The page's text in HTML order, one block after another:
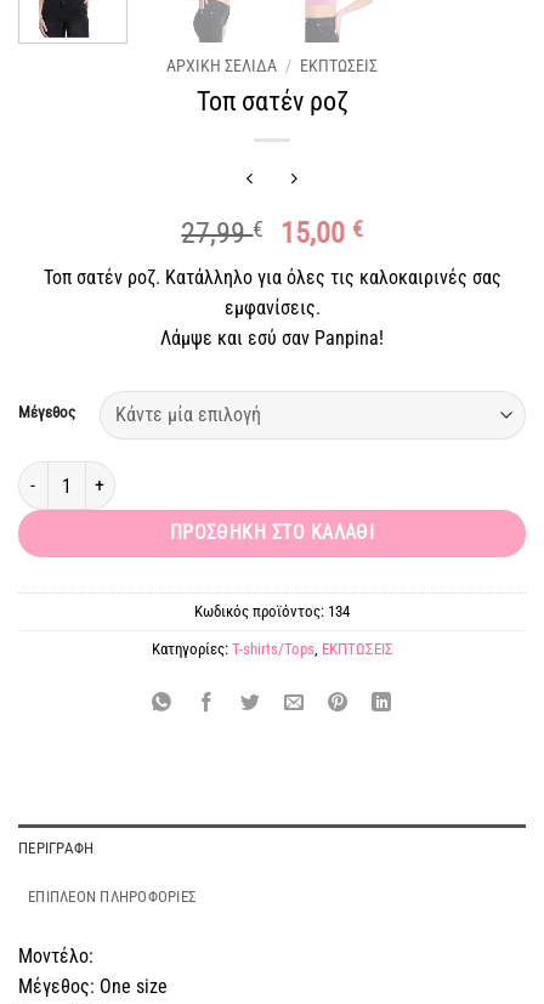
ΑΡΧΙΚΉ ΣΕΛΊΔΑ / ΕΚΠΤΩΣΕΙΣ
Τοπ σατέν ροζ
27,99€
Original
price
was:
27,99 €.
15,00 €Η
τρέχουσα
τιμή
15,00 €.
Τοπ σατέν ροζ. Κατάλληλο για όλες τις καλοκαιρινές σας
εμφανίσεις.
Λάμψε και εσύ σαν Panpina!
Μέγεθος
Τοπ σατέν ροζ ποσότητα
ΠΡΟΣΘΉΚΗ ΣΤΟ ΚΑΛΆΘΙ
Κωδικός προϊόντος: 134
Κατηγορίες: T-shirts/Tops, ΕΚΠΤΩΣΕΙΣ
ΠΕΡΙΓΡΑΦΉ
ΕΠΙΠΛΈΟΝ ΠΛΗΡΟΦΟΡΊΕΣ
Μοντέλο:
Μέγεθος: One size